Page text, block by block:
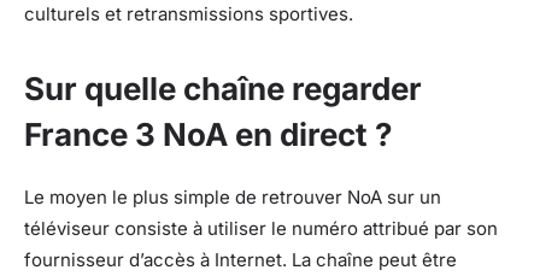
culturels et retransmissions sportives.
Sur quelle chaîne regarder
France 3 NoA en direct ?
Le moyen le plus simple de retrouver NoA sur un
téléviseur consiste à utiliser le numéro attribué par son
fournisseur d’accès à Internet. La chaîne peut être